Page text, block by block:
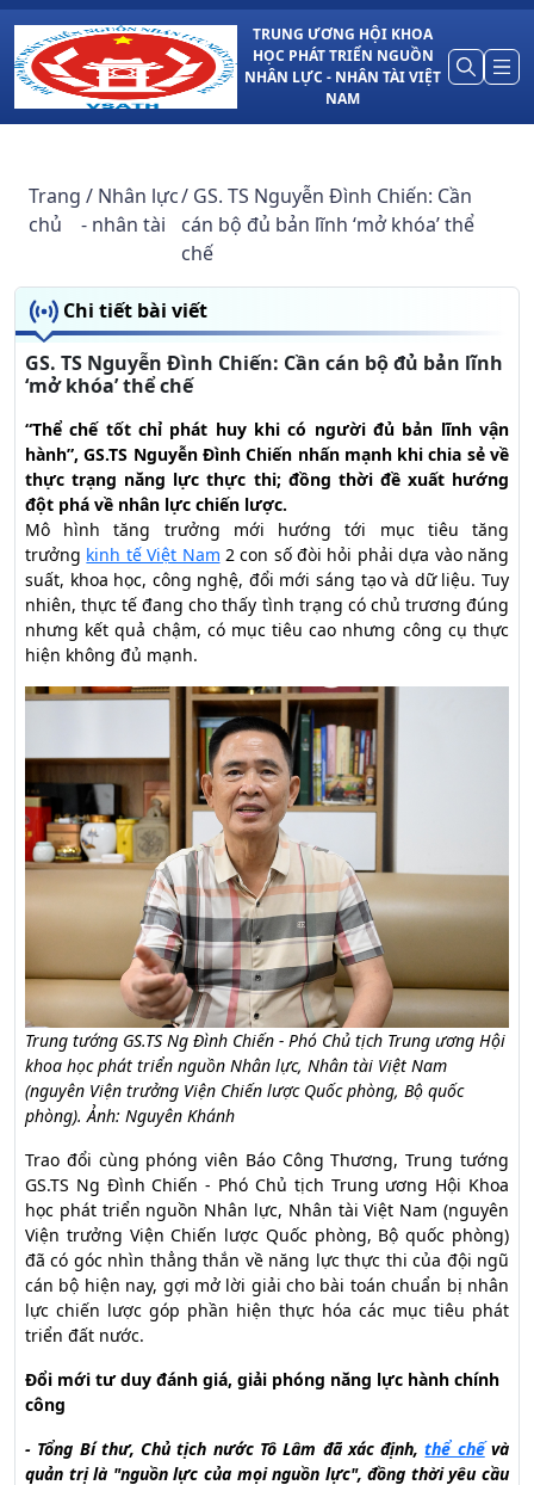
TRUNG ƯƠNG HỘI KHOA
HỌC PHÁT TRIỂN NGUỒN
NHÂN LỰC - NHÂN TÀI VIỆT
NAM
Trang
chủ
/ Nhân lực
- nhân tài
/ GS. TS Nguyễn Đình Chiến: Cần
cán bộ đủ bản lĩnh ‘mở khóa’ thể
chế
Chi tiết bài viết
GS. TS Nguyễn Đình Chiến: Cần cán bộ đủ bản lĩnh
‘mở khóa’ thể chế
“Thể chế tốt chỉ phát huy khi có người đủ bản lĩnh vận
hành”, GS.TS Nguyễn Đình Chiến nhấn mạnh khi chia sẻ về
thực trạng năng lực thực thi; đồng thời đề xuất hướng
đột phá về nhân lực chiến lược.
Mô hình tăng trưởng mới hướng tới mục tiêu tăng
trưởng kinh tế Việt Nam 2 con số đòi hỏi phải dựa vào năng
suất, khoa học, công nghệ, đổi mới sáng tạo và dữ liệu. Tuy
nhiên, thực tế đang cho thấy tình trạng có chủ trương đúng
nhưng kết quả chậm, có mục tiêu cao nhưng công cụ thực
hiện không đủ mạnh.
Trung tướng GS.TS Ng Đình Chiến - Phó Chủ tịch Trung ương Hội
khoa học phát triển nguồn Nhân lực, Nhân tài Việt Nam
(nguyên Viện trưởng Viện Chiến lược Quốc phòng, Bộ quốc
phòng). Ảnh: Nguyên Khánh
Trao đổi cùng phóng viên Báo Công Thương, Trung tướng
GS.TS Ng Đình Chiến - Phó Chủ tịch Trung ương Hội Khoa
học phát triển nguồn Nhân lực, Nhân tài Việt Nam (nguyên
Viện trưởng Viện Chiến lược Quốc phòng, Bộ quốc phòng)
đã có góc nhìn thẳng thắn về năng lực thực thi của đội ngũ
cán bộ hiện nay, gợi mở lời giải cho bài toán chuẩn bị nhân
lực chiến lược góp phần hiện thực hóa các mục tiêu phát
triển đất nước.
Đổi mới tư duy đánh giá, giải phóng năng lực hành chính
công
- Tổng Bí thư, Chủ tịch nước Tô Lâm đã xác định,thể chếvà
quản trị là "nguồn lực của mọi nguồn lực", đồng thời yêu cầu